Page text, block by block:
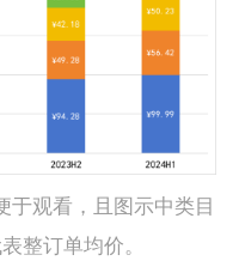
于观看，且图示中类目
整订单均价。